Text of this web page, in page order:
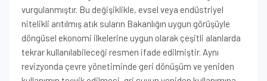
vurgulanmıştır. Bu değişiklikle, evsel veya endüstriyel
nitelikli arıtılmış atık suların Bakanlığın uygun görüşüyle
döngüsel ekonomi ilkelerine uygun olarak çeşitli alanlarda
tekrar kullanılabileceği resmen ifade edilmiştir. Aynı
revizyonda çevre yönetiminde geri dönüşüm ve yeniden